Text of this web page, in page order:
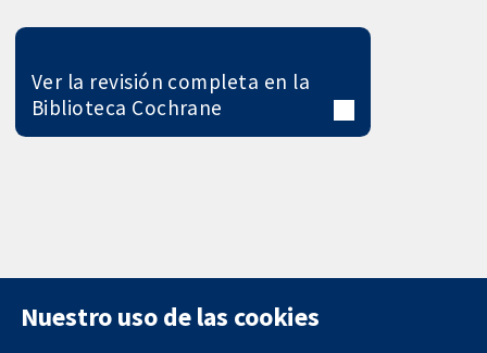
Ver la revisión completa en la
Biblioteca Cochrane
Nuestro uso de las cookies